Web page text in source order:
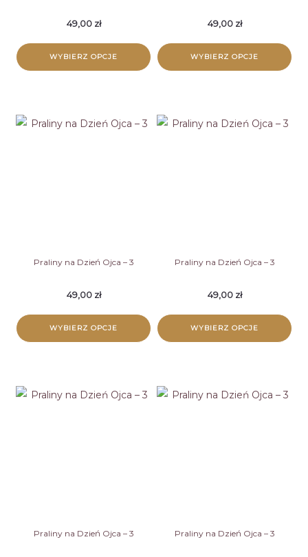
49,00 zł
WYBIERZ OPCJE
49,00 zł
WYBIERZ OPCJE
Praliny na Dzień Ojca – 3
49,00 zł
WYBIERZ OPCJE
Praliny na Dzień Ojca – 3
49,00 zł
WYBIERZ OPCJE
Praliny na Dzień Ojca – 3 Praliny na Dzień Ojca – 3